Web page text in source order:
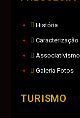
História
Caracterização
Associativismo
Galeria Fotos
TURISMO